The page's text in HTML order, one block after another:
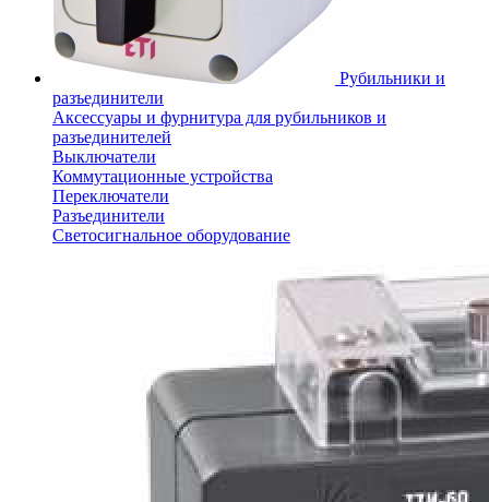
Рубильники и
разъединители
Аксессуары и фурнитура для рубильников и
разъединителей
Выключатели
Коммутационные устройства
Переключатели
Разъединители
Светосигнальное оборудование